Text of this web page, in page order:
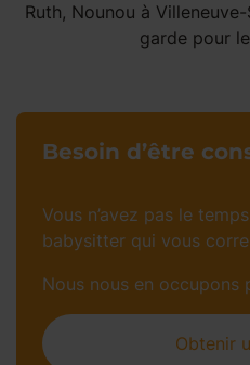
Ruth, Nounou à
garde pour
Besoin d’être
Vous n’avez pas le
babysitter qui vous
Nous nous en occupons
Obtenir